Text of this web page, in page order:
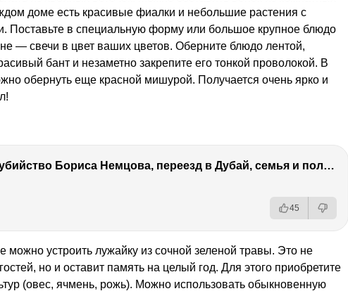
доме есть красивые фиалки и небольшие растения с
Поставьте в специальную форму или большое крупное блюдо
— свечи в цвет ваших цветов. Оберните блюдо лентой,
бант и незаметно закрепите его тонкой проволокой. В
обернуть еще красной мишурой. Получается очень ярко и
Антон Немцов — убийство Бориса Немцова, переезд в Дубай, семья и политика
45
можно устроить лужайку из сочной зеленой травы. Это не
но и оставит память на целый год. Для этого приобретите
(овес, ячмень, рожь). Можно использовать обыкновенную